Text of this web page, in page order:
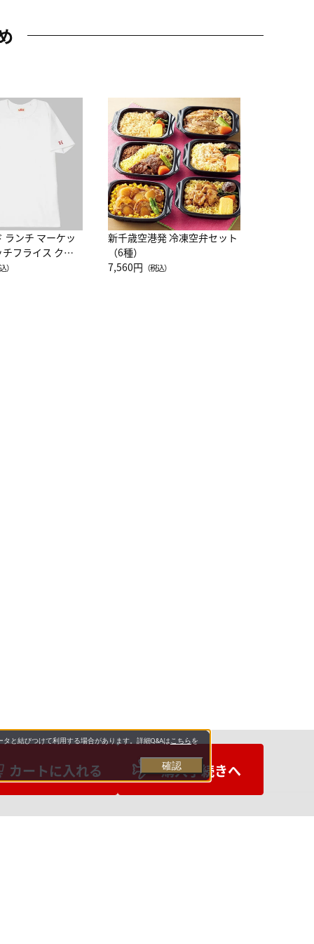
カートに入れる 購入手続きへ
ランチ マーケッ
チフライス クル
半袖Ｔシャツ
）
新千歳空港発 冷凍空弁セット
（6種）
7,560円 （税込）
と結びつけて利用する場合があります。詳細Q&Aは こちらを
確認